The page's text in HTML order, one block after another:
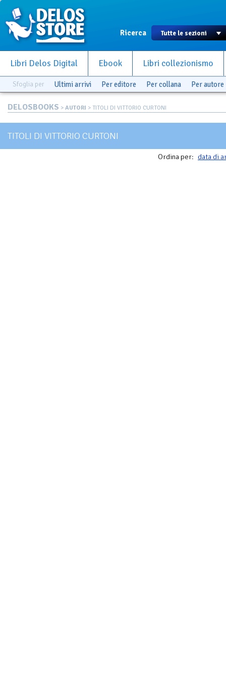
Ricerca
Libri Delos Digital Ebook Libri collezionismo
Sfoglia per Ultimi arrivi Per editore Per collana Per autore
DELOSBOOKS > AUTORI > TITOLI DI VITTORIO CURTONI
TITOLI DI VITTORIO CURTONI
Ordina per: data di